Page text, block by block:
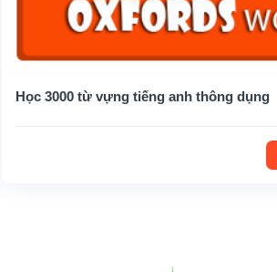
Học 3000 từ vựng tiếng anh thông dụng